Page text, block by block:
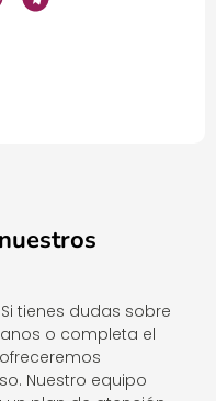
tienes dudas sobre
o completa el
Nuestro equipo